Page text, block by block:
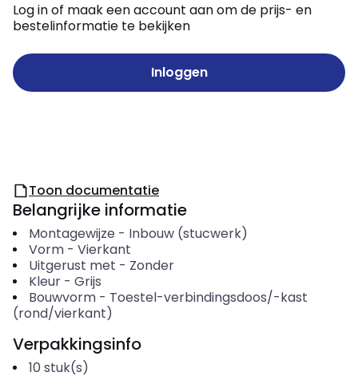
Log in of maak een account aan om de prijs- en
bestelinformatie te bekijken
Inloggen
Toon documentatie
Belangrijke informatie
Montagewijze - Inbouw (stucwerk)
Vorm- Vierkant
Uitgerust met - Zonder
Kleur- Grijs
Bouwvorm- Toestel-verbindingsdoos/-kast
(rond/vierkant)
Verpakkingsinfo
10 stuk(s)